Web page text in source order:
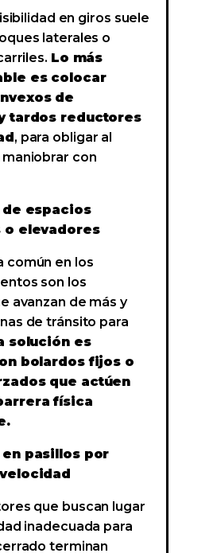
en giros suele
laterales o
Lo más
es colocar
de
tardos reductores
, para obligar al
con
espacios
o elevadores
común en los
son los
avanzan de más y
de tránsito para
solución es
bolardos fijos o
que actúen
física
en pasillos por
que buscan lugar
inadecuada para
terminan